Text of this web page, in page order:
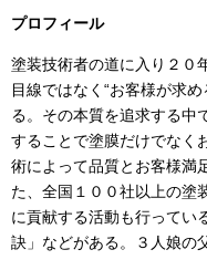
プロフィール
塗装技術者の道に入り２０
目線ではなく“お客様が求
る。その本質を追求する中
することで塗膜だけでなく
術によって品質とお客様満
た、全国１００社以上の塗
に貢献する活動も行ってい
訣」などがある。３人娘の